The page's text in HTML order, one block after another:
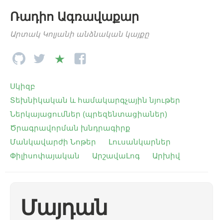
Ռադիո Ագռավաքար
Արտակ Կոլյանի անձնական կայքը
Սկիզբ
Տեխնիկական և համակարգչային նյութեր
Ներկայացումներ (պրեզենտացիաներ)
Ծրագրավորման խնդրագիրք
Մանկավարժի Նոթեր
Լուսանկարներ
Փիլիսոփայական
ԱրշավաԼոգ Արխիվ
Մայդան